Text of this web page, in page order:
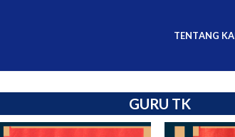
TENTANG
GURU TK